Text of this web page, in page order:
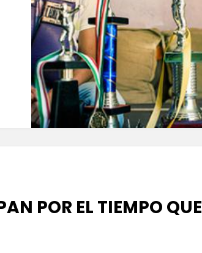
POR EL TIEMPO QUE